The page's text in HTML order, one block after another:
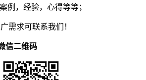
例，经验，心得等等；
需求可联系我们！
二维码